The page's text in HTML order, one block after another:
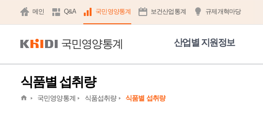
메인 Q&A 국민영양통계 보건산업통계 규제개혁마당
국민영양통계 산업별 지원정보
식품별 섭취량
home국민영양통계 식품섭취량 식품별 섭취량